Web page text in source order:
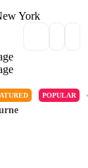
York
POPULAR